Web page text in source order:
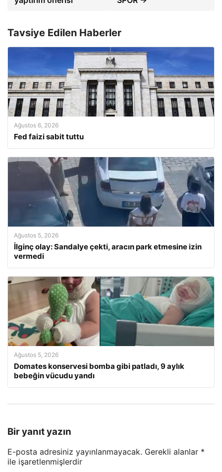
Tavsiye Edilen Haberler
Ağustos 6, 2026
Fed faizi sabit tuttu
Ağustos 5, 2026
İlginç olay: Sandalye çekti, aracın park etmesine izin
vermedi
Ağustos 5, 2026
Domates konservesi bomba gibi patladı, 9 aylık
bebeğin vücudu yandı
Bir yanıt yazın
E-posta adresiniz yayınlanmayacak. Gerekli alanlar *
ile işaretlenmişlerdir